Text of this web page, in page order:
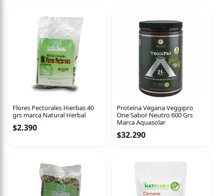
Flores Pectorales Hierbas 40
grs marca Natural Herbal
$2.390
Proteína Vegana Veggipro
One Sabor Neutro 600 Grs
Marca Aquasolar
$32.290